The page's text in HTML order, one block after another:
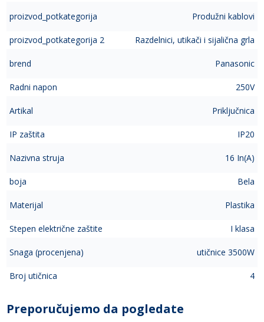
proizvod_potkategorija Produžni kablovi
proizvod_potkategorija 2 Razdelnici, utikači i sijalična grla
brend Panasonic
Radni napon 250V
Artikal Priključnica
IP zaštita IP20
Nazivna struja 16 In(A)
boja Bela
Materijal Plastika
Stepen električne zaštite I klasa
Snaga (procenjena) utičnice 3500W
Broj utičnica 4
Preporučujemo da pogledate